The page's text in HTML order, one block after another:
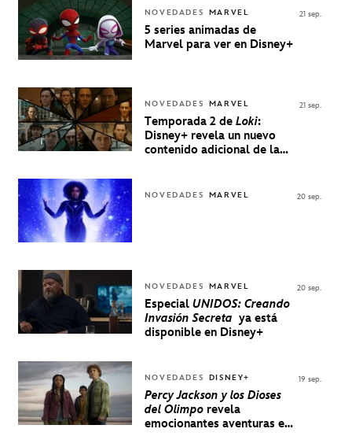
NOVEDADES MARVEL
5 series animadas de
Marvel para ver en Disney+
21 sep.
NOVEDADES MARVEL
Temporada 2 de Loki:
Disney+ revela un nuevo
contenido adicional de la
21 sep.
NOVEDADES MARVEL 20 sep.
NOVEDADES MARVEL
Especial UNIDOS: Creando
Invasión Secreta ya está
disponible en Disney+
20 sep.
NOVEDADES DISNEY+
Percy Jackson y los Dioses
del Olimporevela
emocionantes aventuras en
19 sep.